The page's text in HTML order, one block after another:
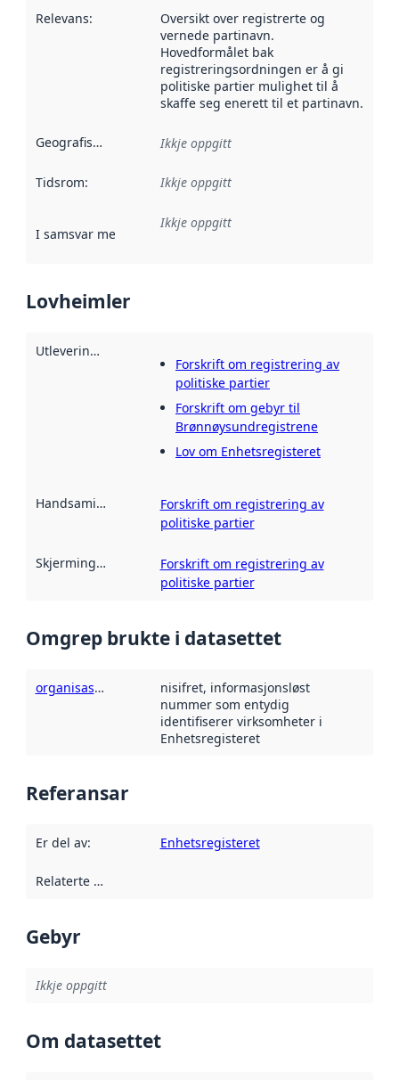
Relevans:
Oversikt over registrerte og
vernede partinavn.
Hovedformålet bak
registreringsordningen er å gi
politiske partier mulighet til å
skaffe seg enerett til et partinavn.
Geografisk område Ikkje oppgitt
Tidsrom: Ikkje oppgitt
I samsvar med Referanse til ei implementeringsregel eller
Ikkje oppgitt
Lovheimler
Utleveringsheimel
Forskrift om registrering av
politiske partier
Forskrift om gebyr til
Brønnøysundregistrene
Lov om Enhetsregisteret
Handsamingsgrunnlag :
Forskrift om registrering av
politiske partier
Skjermingsheimel
Forskrift om registrering av
politiske partier
Omgrep brukte i datasettet
organisasjonsnummer
nisifret, informasjonsløst
nummer som entydig
identifiserer virksomheter i
Enhetsregisteret
Referansar
Er del av: Enhetsregisteret
Relaterte ressursar
Gebyr
Ikkje oppgitt
Om datasettet